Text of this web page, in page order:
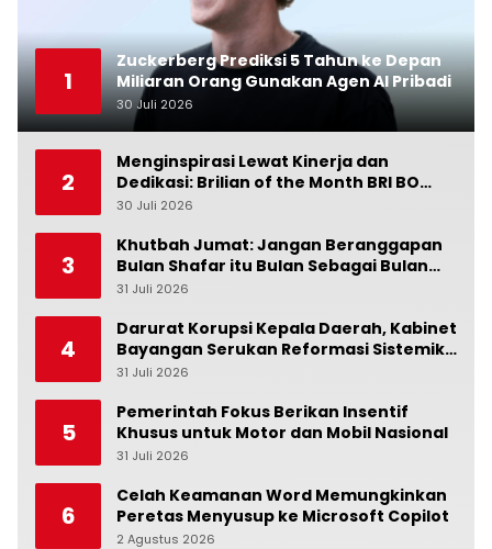
1
Zuckerberg Prediksi 5 Tahun ke Depan
Miliaran Orang Gunakan Agen AI Pribadi
30 Juli 2026
2
Menginspirasi Lewat Kinerja dan
Dedikasi: Brilian of the Month BRI BO
Ubud Bulan Juni
30 Juli 2026
3
Khutbah Jumat: Jangan Beranggapan
Bulan Shafar itu Bulan Sebagai Bulan
Kesialan
31 Juli 2026
4
Darurat Korupsi Kepala Daerah, Kabinet
Bayangan Serukan Reformasi Sistemik:
Penindakan Saja Tidak Cukup!
31 Juli 2026
5
Pemerintah Fokus Berikan Insentif
Khusus untuk Motor dan Mobil Nasional
31 Juli 2026
6
Celah Keamanan Word Memungkinkan
Peretas Menyusup ke Microsoft Copilot
2 Agustus 2026